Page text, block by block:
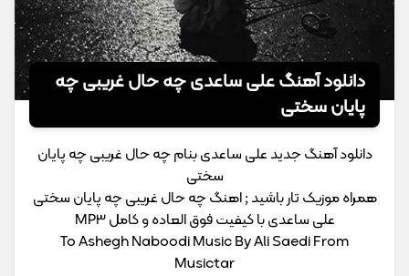
دانلود آهنگ علی ساعدی چه حال غریبی چه
پایان سختی
دانلود آهنگ جدید علی ساعدی بنام چه حال غریبی چه پایان
سختی
همراه موزیک تار باشید ; اهنگ چه حال غریبی چه پایان سختی
علی ساعدی با کیفیت فوق العاده و کامل MP3
To Ashegh Naboodi Music By Ali Saedi From
Musictar